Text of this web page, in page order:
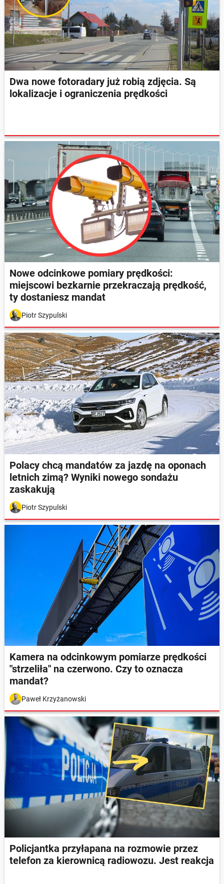
Dwa nowe fotoradary już robią zdjęcia. Są
lokalizacje i ograniczenia prędkości
Nowe odcinkowe pomiary prędkości:
miejscowi bezkarnie przekraczają prędkość,
ty dostaniesz mandat
Piotr Szypulski
Polacy chcą mandatów za jazdę na oponach
letnich zimą? Wyniki nowego sondażu
zaskakują
Piotr Szypulski
Kamera na odcinkowym pomiarze prędkości
"strzeliła" na czerwono. Czy to oznacza
mandat?
Paweł Krzyżanowski
Policjantka przyłapana na rozmowie przez
telefon za kierownicą radiowozu. Jest reakcja